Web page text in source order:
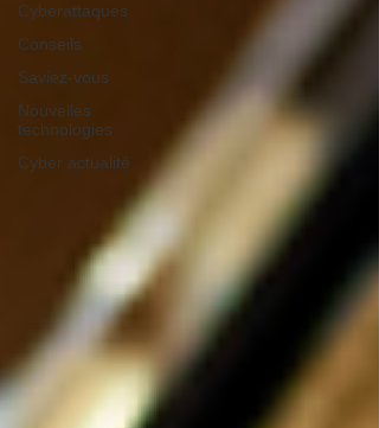
Cyberattaques
Conseils
Saviez-vous
Nouvelles
technologies
Cyber actualité